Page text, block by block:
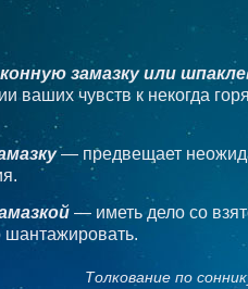
замазку или
ваших чувств к некогда
— предвещает
— иметь дело со
шантажировать.
Толкование по